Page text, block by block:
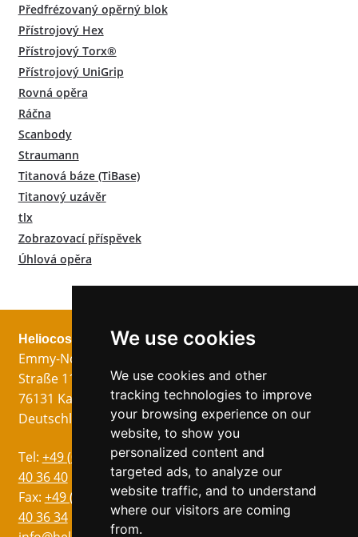
We use cookies
We use cookies and other
tracking technologies to improve
your browsing experience on our
website, to show you
personalized content and
targeted ads, to analyze our
website traffic, and to understand
where our visitors are coming
from.
Předfrézovaný opěrný blok
Přístrojový Hex
Přístrojový Torx®
Přístrojový UniGrip
Rovná opěra
Ráčna
Scanbody
Straumann
Titanová báze (TiBase)
Titanový uzávěr
tlx
Zobrazovací příspěvek
Úhlová opěra
Heliocos GmbH
Emmy-Noether-
Straße 11
76131 Karlsruhe
Deutschland
Tel: +49 (0)721 75
40 36 40
Fax: +49 (0)721 75
40 36 34
Právní
Ochrana dat
VOP
Následuj nás!
Jazyky
Němec
Angličtina
Ital